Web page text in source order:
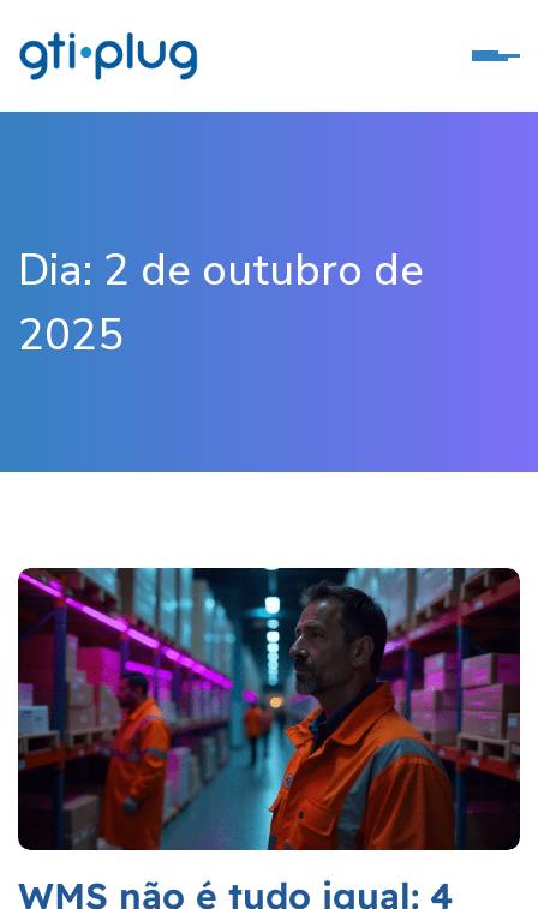
Dia: 2 de outubro de
2025
WMS não é tudo igual: 4